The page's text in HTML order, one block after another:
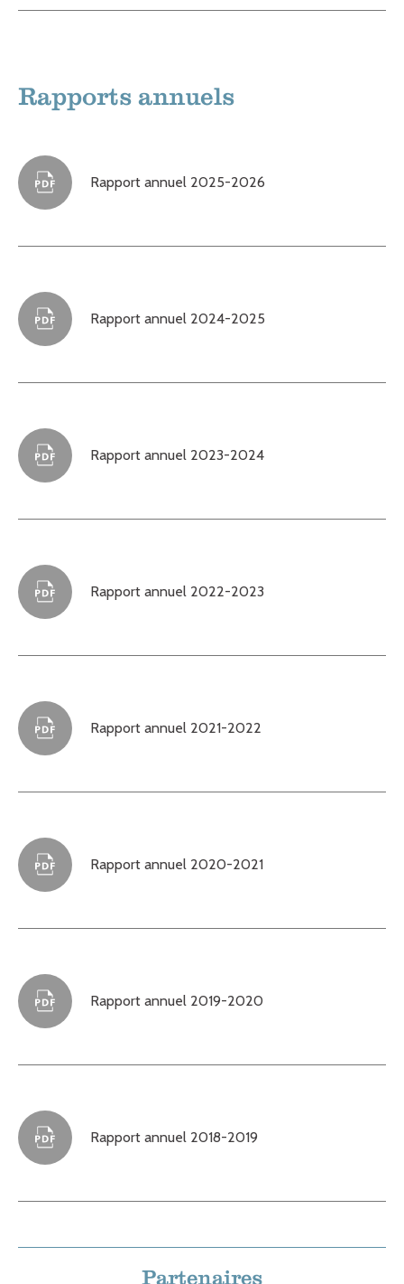
Rapports annuels
Rapport annuel 2025-2026
Rapport annuel 2024-2025
Rapport annuel 2023-2024
Rapport annuel 2022-2023
Rapport annuel 2021-2022
Rapport annuel 2020-2021
Rapport annuel 2019-2020
Rapport annuel 2018-2019
Partenaires